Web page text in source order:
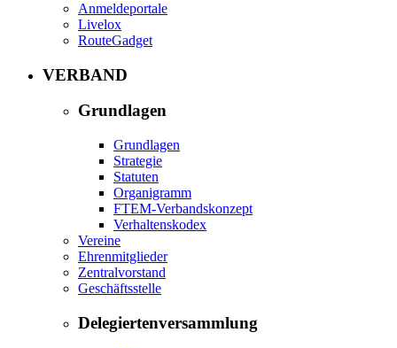
Anmeldeportale
Livelox
RouteGadget
VERBAND
Grundlagen
Grundlagen
Strategie
Statuten
Organigramm
FTEM-Verbandskonzept
Verhaltenskodex
Vereine
Ehrenmitglieder
Zentralvorstand
Geschäftsstelle
Delegiertenversammlung